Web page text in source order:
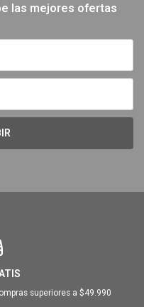
las mejores ofertas
superiores a $49.990